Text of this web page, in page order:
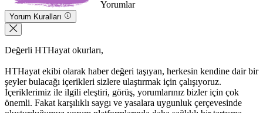
Yorumlar
Yorum Kuralları
Değerli HTHayat okurları,
HTHayat ekibi olarak haber değeri taşıyan, herkesin kendine dair bir
şeyler bulacağı içerikleri sizlere ulaştırmak için çalışıyoruz.
İçeriklerimiz ile ilgili eleştiri, görüş, yorumlarınız bizler için çok
önemli. Fakat karşılıklı saygı ve yasalara uygunluk çerçevesinde